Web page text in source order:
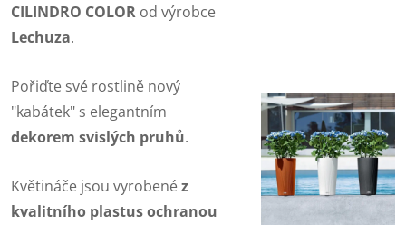
CILINDRO COLOR od výrobce
Lechuza.
Pořiďte své rostlině nový
"kabátek" s elegantním
dekorem svislých pruhů.
Květináče jsou vyrobenéz
kvalitního plastus ochranou